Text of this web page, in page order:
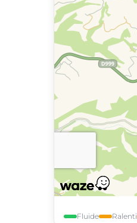
Fluide Ralenti